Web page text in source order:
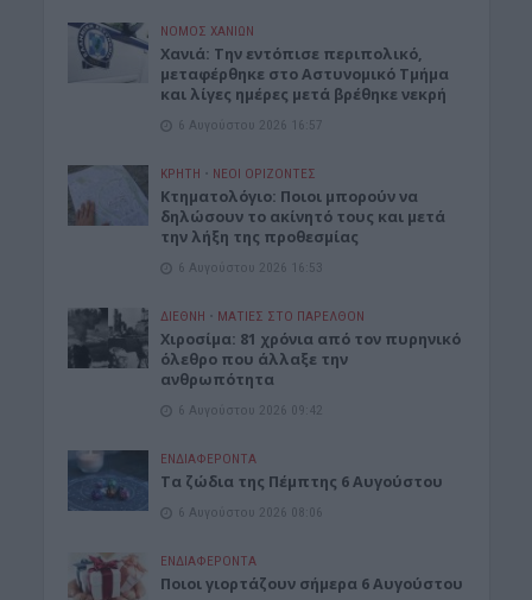
ΝΟΜΌΣ ΧΑΝΊΩΝ
Χανιά: Την εντόπισε περιπολικό,
μεταφέρθηκε στο Αστυνομικό Τμήμα
και λίγες ημέρες μετά βρέθηκε νεκρή
6 Αυγούστου 2026 16:57
ΚΡΗΤΗ • ΝΕΟΙ ΟΡΙΖΟΝΤΕΣ
Κτηματολόγιο: Ποιοι μπορούν να
δηλώσουν το ακίνητό τους και μετά
την λήξη της προθεσμίας
6 Αυγούστου 2026 16:53
ΔΙΕΘΝΗ • ΜΑΤΙΕΣ ΣΤΟ ΠΑΡΕΛΘΟΝ
Χιροσίμα: 81 χρόνια από τον πυρηνικό
όλεθρο που άλλαξε την
ανθρωπότητα
6 Αυγούστου 2026 09:42
ΕΝΔΙΑΦΕΡΟΝΤΑ
Tα ζώδια της Πέμπτης 6 Αυγούστου
6 Αυγούστου 2026 08:06
ΕΝΔΙΑΦΕΡΟΝΤΑ
Ποιοι γιορτάζουν σήμερα 6 Αυγούστου